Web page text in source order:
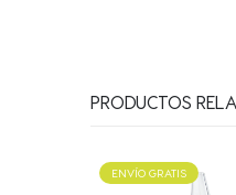
PRODUCTOS